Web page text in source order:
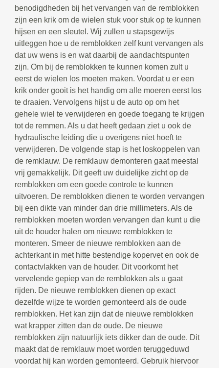
benodigdheden bij het vervangen van de remblokken
zijn een krik om de wielen stuk voor stuk op te kunnen
hijsen en een sleutel. Wij zullen u stapsgewijs
uitleggen hoe u de remblokken zelf kunt vervangen als
dat uw wens is en wat daarbij de aandachtspunten
zijn. Om bij de remblokken te kunnen komen zult u
eerst de wielen los moeten maken. Voordat u er een
krik onder gooit is het handig om alle moeren eerst los
te draaien. Vervolgens hijst u de auto op om het
gehele wiel te verwijderen en goede toegang te krijgen
tot de remmen. Als u dat heeft gedaan ziet u ook de
hydraulische leiding die u overigens niet hoeft te
verwijderen. De volgende stap is het loskoppelen van
de remklauw. De remklauw demonteren gaat meestal
vrij gemakkelijk. Dit geeft uw duidelijke zicht op de
remblokken om een goede controle te kunnen
uitvoeren. De remblokken dienen te worden vervangen
bij een dikte van minder dan drie millimeters. Als de
remblokken moeten worden vervangen dan kunt u die
uit de houder halen om nieuwe remblokken te
monteren. Smeer de nieuwe remblokken aan de
achterkant in met hitte bestendige kopervet en ook de
contactvlakken van de houder. Dit voorkomt het
vervelende gepiep van de remblokken als u gaat
rijden. De nieuwe remblokken dienen op exact
dezelfde wijze te worden gemonteerd als de oude
remblokken. Het kan zijn dat de nieuwe remblokken
wat krapper zitten dan de oude. De nieuwe
remblokken zijn natuurlijk iets dikker dan de oude. Dit
maakt dat de remklauw moet worden teruggeduwd
voordat hij kan worden gemonteerd. Gebruik hiervoor